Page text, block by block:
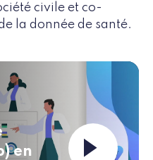
civile et co-
la donnée de santé.
en
Launch